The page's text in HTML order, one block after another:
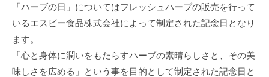
「ハーブの日」についてはフレッシュハーブの販売を行って
いるエスビー食品株式会社によって制定された記念日となり
ます。
「心と身体に潤いをもたらすハーブの素晴らしさと、その美
味しさを広める」という事を目的として制定された記念日と